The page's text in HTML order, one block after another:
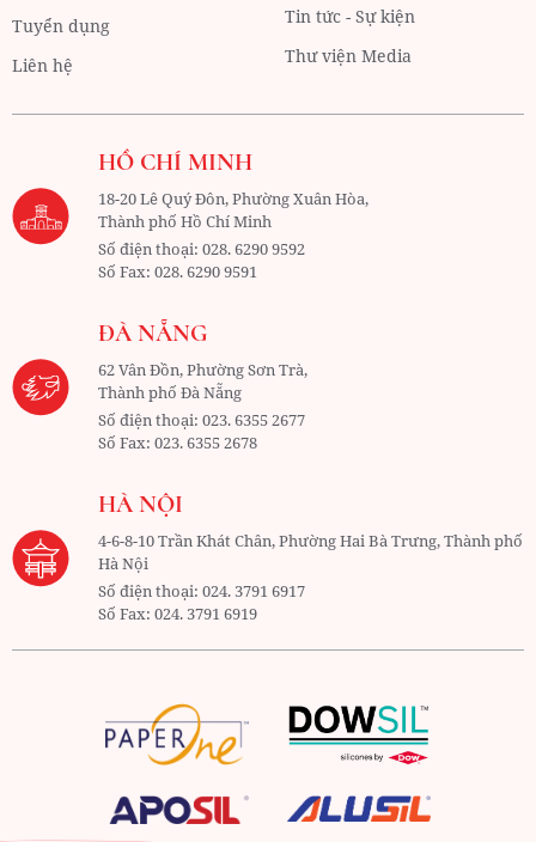
Tuyển dụng
Liên hệ
Tin tức - Sự kiện
Thư viện Media
HỒ CHÍ MINH
18-20 Lê Quý Đôn, Phường Xuân Hòa,
Thành phố Hồ Chí Minh
Số điện thoại:028. 6290 9592
Số Fax:028. 6290 9591
ĐÀ NẴNG
62 Vân Đồn, Phường Sơn Trà,
Thành phố Đà Nẵng
Số điện thoại:023. 6355 2677
Số Fax:023. 6355 2678
HÀ NỘI
4-6-8-10 Trần Khát Chân, Phường Hai Bà Trưng, Thành phố
Hà Nội
Số điện thoại:024. 3791 6917
Số Fax:024. 3791 6919